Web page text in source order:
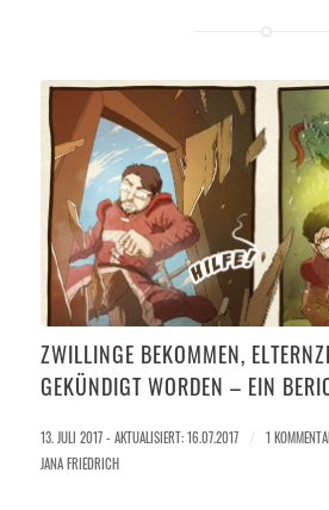
ZWILLINGE BEKOMMEN,
GEKÜNDIGT WORDEN – EIN
13. JULI 2017 - AKTUALISIERT: 16.07.2017 / 1
JANA FRIEDRICH